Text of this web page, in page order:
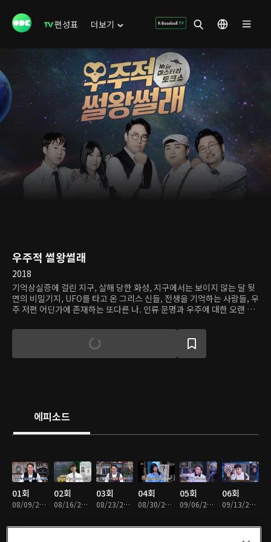
편성표 더보기
우주적 썰왕썰래
2018
기억상실증에 걸린 지구, 살해 당한 화성, 지구에서는 보이지 않는 달 뒷
면의 비밀기지, UFO를 타고 온 그리스 신들, 전생을 기억하는 사람들, 우
주 저편 어딘가에 존재하는 또다른 나. 인류 문명과 우주에 대한 오랜 불
일까?
에피소드
01회
08/09/2018 • 47분
02회
08/16/2018 • 46분
03회
08/23/2018 • 46분
04회
08/30/2018 • 46분
05회
09/06/2018 • 46분
06회
09/13/2018 • 46분